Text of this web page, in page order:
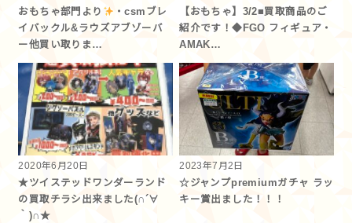
おもちゃ部門より
・csmブレ
イバックル&ラウズアブゾーバ
ー他買い取りま…
【おもちゃ】3/2■買取商品のご
紹介です！◆FGO フィギュア・
AMAK…
2020年6月20日
★ツイステッドワンダーランド
の買取チラシ出来ました(∩´∀
｀)∩★
2023年7月2日
☆ジャンプpremiumガチャ ラッ
キー賞出ました！！！